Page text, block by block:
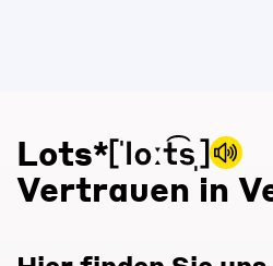
Lots*
Vertrauen in